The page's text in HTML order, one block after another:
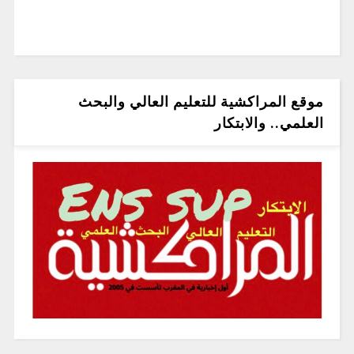
موقع المراكشية للتعليم العالي والبحث
العلمي.. والابتكار